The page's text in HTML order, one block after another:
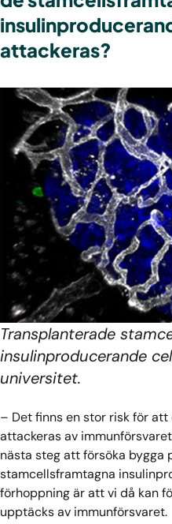
attackeras?
Transplanterade
insulinproducerande
universitet.
– Det finns en stor risk för
attackeras av
nästa steg att försöka bygga
stamcellsframtagna
förhoppning är att vi då kan
upptäcks av immunförsvaret.